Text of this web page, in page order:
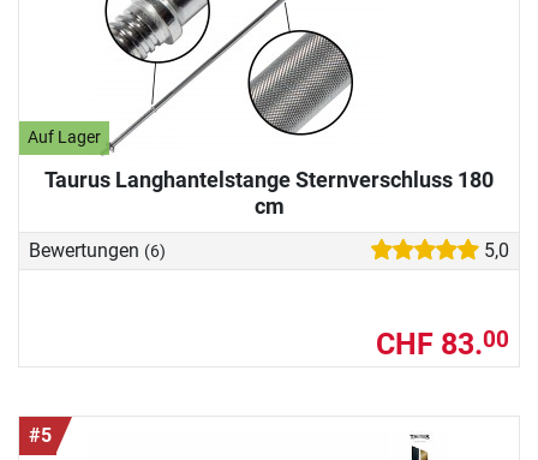
Auf Lager
Taurus Langhantelstange Sternverschluss 180
cm
Bewertungen (6) 5,0
CHF 83.00
#5